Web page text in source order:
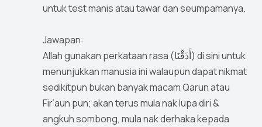
untuk test manis atau tawar dan seumpamanya.
Jawapan:
Allah gunakan perkataan rasa (أَذَقْنَا) di sini untuk
menunjukkan manusia ini walaupun dapat nikmat
sedikitpun bukan banyak macam Qarun atau
Fir’aun pun; akan terus mula nak lupa diri &
angkuh sombong, mula nak derhaka kepada